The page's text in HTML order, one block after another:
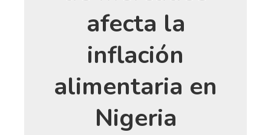
afecta la
inflación
alimentaria en
Nigeria